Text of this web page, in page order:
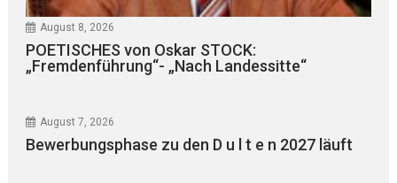
August 8, 2026
POETISCHES von Oskar STOCK:
„Fremdenführung“- „Nach Landessitte“
August 7, 2026
Bewerbungsphase zu den D u l t e n 2027 läuft